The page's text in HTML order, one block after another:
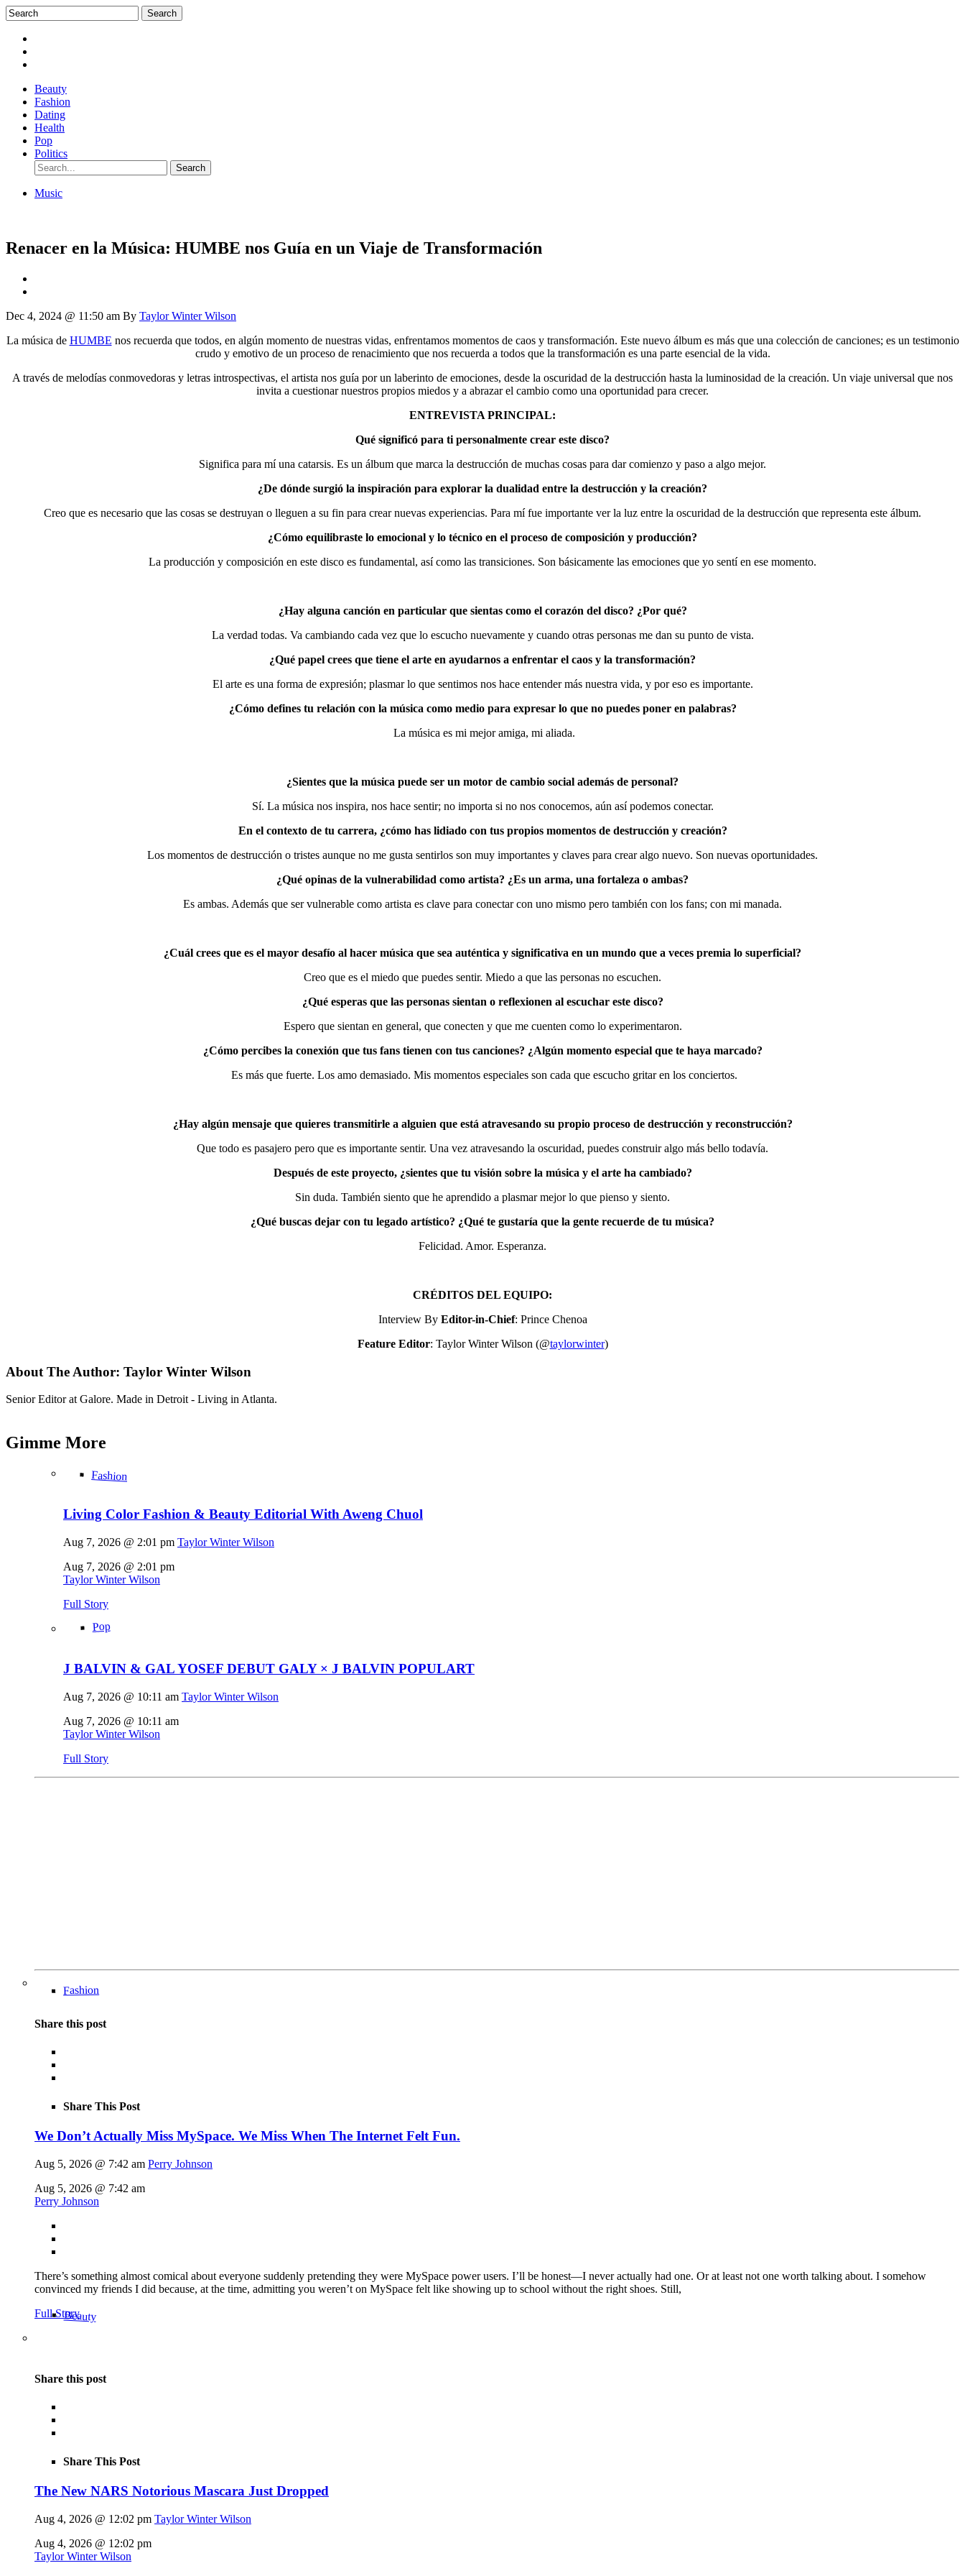
Beauty
Fashion
Dating
Health
Pop
Politics
Music
Renacer en la Música: HUMBE nos Guía en un Viaje de Transformación
Dec 4, 2024 @ 11:50 am By Taylor Winter Wilson
La música de HUMBE nos recuerda que todos, en algún momento de nuestras vidas, enfrentamos momentos de caos y transformación. Este nuevo álbum es más que una colección de canciones; es un testimonio
crudo y emotivo de un proceso de renacimiento que nos recuerda a todos que la transformación es una parte esencial de la vida.
A través de melodías conmovedoras y letras introspectivas, el artista nos guía por un laberinto de emociones, desde la oscuridad de la destrucción hasta la luminosidad de la creación. Un viaje universal que nos
invita a cuestionar nuestros propios miedos y a abrazar el cambio como una oportunidad para crecer.
ENTREVISTA PRINCIPAL:
Qué significó para ti personalmente crear este disco?
Significa para mí una catarsis. Es un álbum que marca la destrucción de muchas cosas para dar comienzo y paso a algo mejor.
¿De dónde surgió la inspiración para explorar la dualidad entre la destrucción y la creación?
Creo que es necesario que las cosas se destruyan o lleguen a su fin para crear nuevas experiencias. Para mí fue importante ver la luz entre la oscuridad de la destrucción que representa este álbum.
¿Cómo equilibraste lo emocional y lo técnico en el proceso de composición y producción?
La producción y composición en este disco es fundamental, así como las transiciones. Son básicamente las emociones que yo sentí en ese momento.
¿Hay alguna canción en particular que sientas como el corazón del disco? ¿Por qué?
La verdad todas. Va cambiando cada vez que lo escucho nuevamente y cuando otras personas me dan su punto de vista.
¿Qué papel crees que tiene el arte en ayudarnos a enfrentar el caos y la transformación?
El arte es una forma de expresión; plasmar lo que sentimos nos hace entender más nuestra vida, y por eso es importante.
¿Cómo defines tu relación con la música como medio para expresar lo que no puedes poner en palabras?
La música es mi mejor amiga, mi aliada.
¿Sientes que la música puede ser un motor de cambio social además de personal?
Sí. La música nos inspira, nos hace sentir; no importa si no nos conocemos, aún así podemos conectar.
En el contexto de tu carrera, ¿cómo has lidiado con tus propios momentos de destrucción y creación?
Los momentos de destrucción o tristes aunque no me gusta sentirlos son muy importantes y claves para crear algo nuevo. Son nuevas oportunidades.
¿Qué opinas de la vulnerabilidad como artista? ¿Es un arma, una fortaleza o ambas?
Es ambas. Además que ser vulnerable como artista es clave para conectar con uno mismo pero también con los fans; con mi manada.
¿Cuál crees que es el mayor desafío al hacer música que sea auténtica y significativa en un mundo que a veces premia lo superficial?
Creo que es el miedo que puedes sentir. Miedo a que las personas no escuchen.
¿Qué esperas que las personas sientan o reflexionen al escuchar este disco?
Espero que sientan en general, que conecten y que me cuenten como lo experimentaron.
¿Cómo percibes la conexión que tus fans tienen con tus canciones? ¿Algún momento especial que te haya marcado?
Es más que fuerte. Los amo demasiado. Mis momentos especiales son cada que escucho gritar en los conciertos.
¿Hay algún mensaje que quieres transmitirle a alguien que está atravesando su propio proceso de destrucción y reconstrucción?
Que todo es pasajero pero que es importante sentir. Una vez atravesando la oscuridad, puedes construir algo más bello todavía.
Después de este proyecto, ¿sientes que tu visión sobre la música y el arte ha cambiado?
Sin duda. También siento que he aprendido a plasmar mejor lo que pienso y siento.
¿Qué buscas dejar con tu legado artístico? ¿Qué te gustaría que la gente recuerde de tu música?
Felicidad. Amor. Esperanza.
CRÉDITOS DEL EQUIPO:
Interview ByEditor-in-Chief: Prince Chenoa
Feature Editor: Taylor Winter Wilson (@taylorwinter)
About The Author: Taylor Winter Wilson
Senior Editor at Galore. Made in Detroit - Living in Atlanta.
Gimme More
Fashion
Living Color Fashion & Beauty Editorial With Aweng Chuol
Aug 7, 2026 @ 2:01 pm Taylor Winter Wilson
Aug 7, 2026 @ 2:01 pm
Taylor Winter Wilson
Full Story
Pop
J BALVIN & GAL YOSEF DEBUT GALY × J BALVIN POPULART
Aug 7, 2026 @ 10:11 am Taylor Winter Wilson
Aug 7, 2026 @ 10:11 am
Taylor Winter Wilson
Full Story
Fashion
Share this post
Share This Post
We Don’t Actually Miss MySpace. We Miss When The Internet Felt Fun.
Aug 5, 2026 @ 7:42 am Perry Johnson
Aug 5, 2026 @ 7:42 am
Perry Johnson
There’s something almost comical about everyone suddenly pretending they were MySpace power users. I’ll be honest—I never actually had one. Or at least not one worth talking about. I somehow
convinced my friends I did because, at the time, admitting you weren’t on MySpace felt like showing up to school without the right shoes. Still,
Full StoryBeauty
Share this post
Share This Post
The New NARS Notorious Mascara Just Dropped
Aug 4, 2026 @ 12:02 pm Taylor Winter Wilson
Aug 4, 2026 @ 12:02 pm
Taylor Winter Wilson